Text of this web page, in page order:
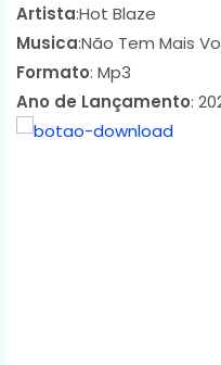
Artista:Hot Blaze
Musica:Não Tem Mais
Formato: Mp3
Ano de Lançamento: